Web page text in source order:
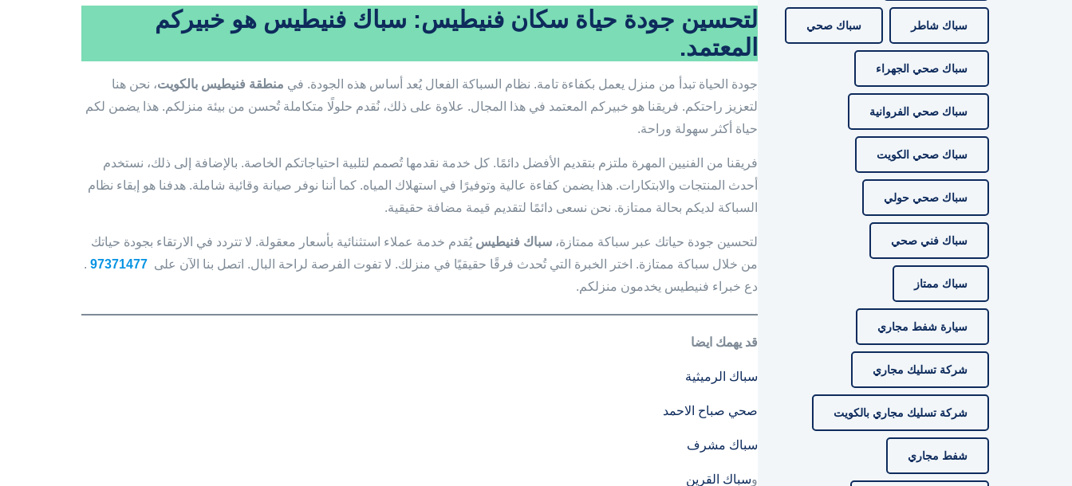
لتحسين جودة حياة سكان فنيطيس: سباك فنيطيس هو خبيركم
المعتمد.
جودة الحياة تبدأ من منزل يعمل بكفاءة تامة. نظام السباكة الفعال يُعد أساس هذه الجودة. في منطقة فنيطيس بالكويت، نحن هنا
لتعزيز راحتكم. فريقنا هو خبيركم المعتمد في هذا المجال. علاوة على ذلك، نُقدم حلولًا متكاملة تُحسن من بيئة منزلكم. هذا يضمن لكم
حياة أكثر سهولة وراحة.
فريقنا من الفنيين المهرة ملتزم بتقديم الأفضل دائمًا. كل خدمة نقدمها تُصمم لتلبية احتياجاتكم الخاصة. بالإضافة إلى ذلك، نستخدم
أحدث المنتجات والابتكارات. هذا يضمن كفاءة عالية وتوفيرًا في استهلاك المياه. كما أننا نوفر صيانة وقائية شاملة. هدفنا هو إبقاء نظام
السباكة لديكم بحالة ممتازة. نحن نسعى دائمًا لتقديم قيمة مضافة حقيقية.
لتحسين جودة حياتك عبر سباكة ممتازة،سباك فنيطيس يُقدم خدمة عملاء استثنائية بأسعار معقولة. لا تتردد في الارتقاء بجودة حياتك
من خلال سباكة ممتازة. اختر الخبرة التي تُحدث فرقًا حقيقيًا في منزلك. لا تفوت الفرصة لراحة البال. اتصل بنا الآن على 97371477
.
دع خبراء فنيطيس يخدمون منزلكم.
قد يهمك ايضا
سباك الرميثية
صحي صباح الاحمد
سباك مشرف
وسباك القرين
سباك شاطر سباك صحي
سباك صحي الجهراء
سباك صحي الفروانية
سباك صحي الكويت
سباك صحي حولي
سباك فني صحي
سباك ممتاز
سيارة شفط مجاري
شركة تسليك مجاري
شركة تسليك مجاري بالكويت
شفط مجاري